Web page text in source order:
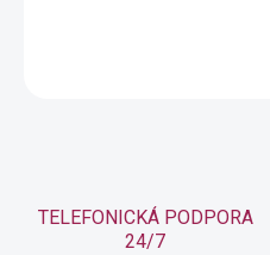
TELEFONICKÁ PODPORA
24/7